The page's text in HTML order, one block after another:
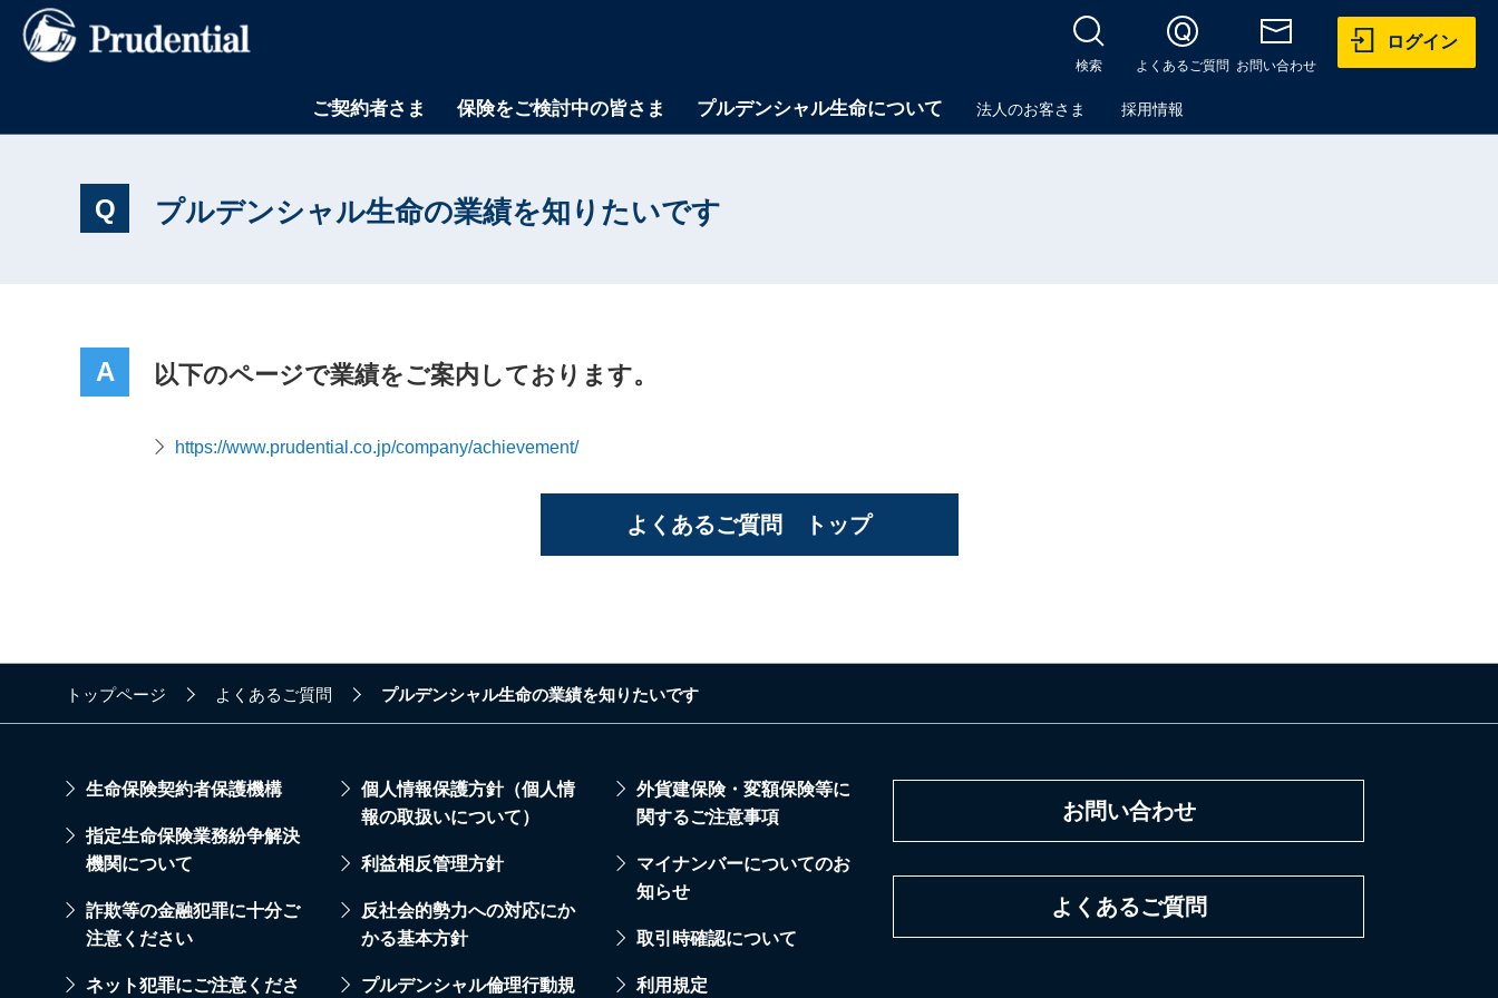
ご契約者さま 保険をご検討中の皆さま プルデンシャル生命について 法人のお客さま 採用情報
検索 よくあるご質問 お問い合わせ
ログイン
Q プルデンシャル生命の業績を知りたいです
A 以下のページで業績をご案内しております。
https://www.prudential.co.jp/company/achievement/
よくあるご質問 トップ
トップページ よくあるご質問 プルデンシャル生命の業績を知りたいです
生命保険契約者保護機構
指定生命保険業務紛争解決
機関について
詐欺等の金融犯罪に十分ご
注意ください
ネット犯罪にご注意くださ
個人情報保護方針（個人情
報の取扱いについて）
利益相反管理方針
反社会的勢力への対応にか
かる基本方針
プルデンシャル倫理行動規
外貨建保険・変額保険等に
関するご注意事項
マイナンバーについてのお
知らせ
取引時確認について
利用規定
お問い合わせ
よくあるご質問